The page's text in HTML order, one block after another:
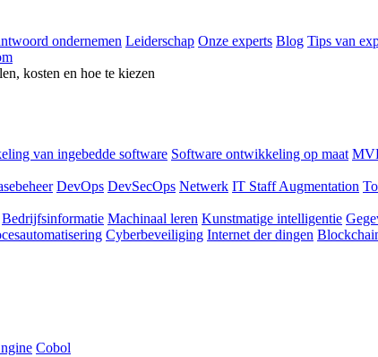
ondernemen Leiderschap Onze experts Blog Tips van
kosten en hoe te kiezen
van ingebedde software Software ontwikkeling op maat
DevOps DevSecOps Netwerk IT Staff Augmentation
Bedrijfsinformatie Machinaal leren Kunstmatige intelligentie
Cyberbeveiliging Internet der dingen
Cobol